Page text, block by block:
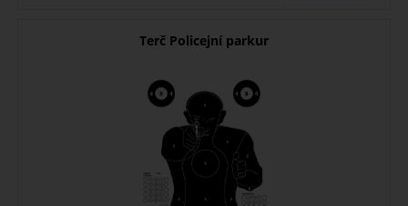
Terč Policejní parkur